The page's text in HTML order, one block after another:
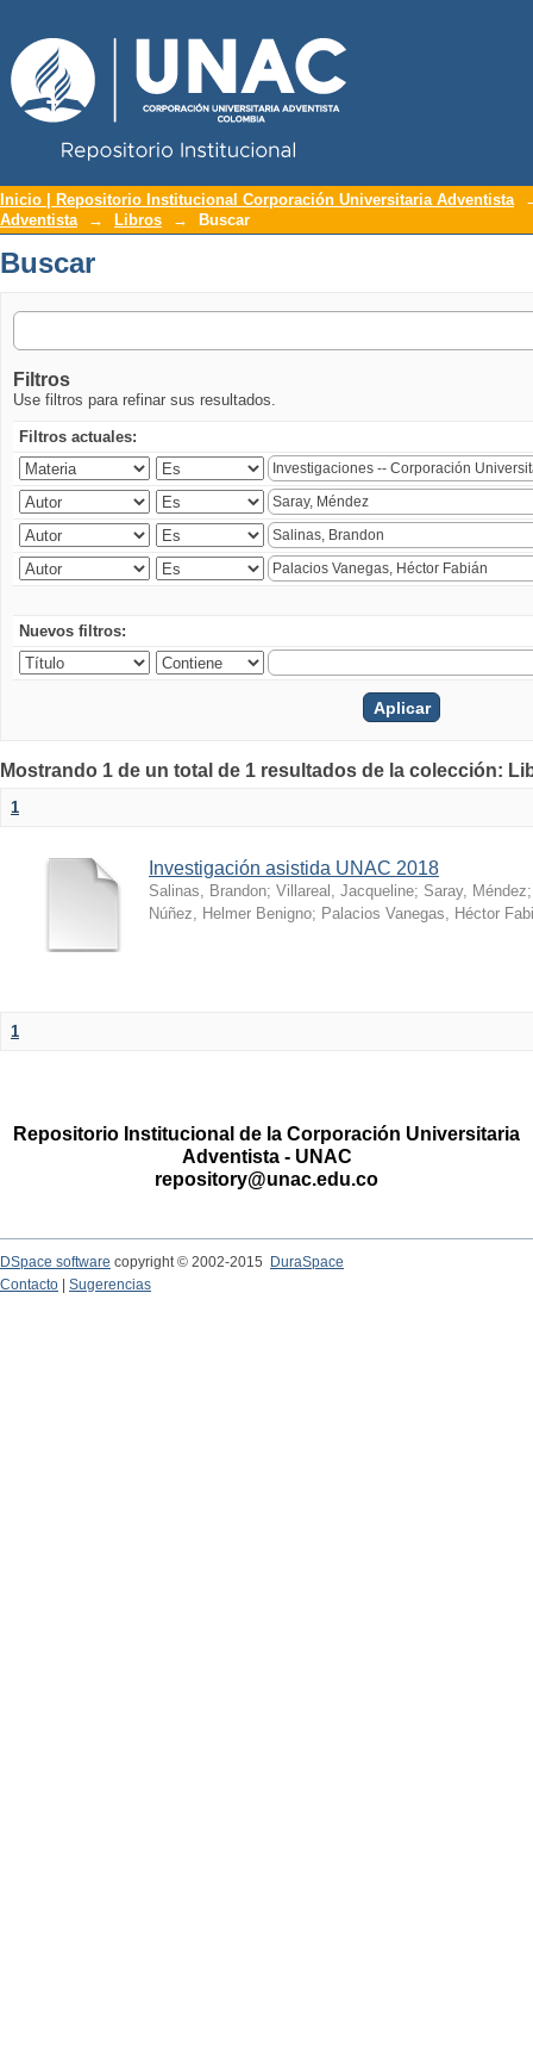
Buscar
Inicio | Repositorio Institucional Corporación Universitaria Adventista
Adventista
→ Libros → Buscar
Buscar
Filtros
Use filtros para refinar sus resultados.
Filtros actuales:
Nuevos filtros:
Mostrando 1 de un total de 1 resultados de la colección:
1
Investigación asistida UNAC 2018
Salinas, Brandon; Villareal, Jacqueline; Saray, Méndez
Núñez, Helmer Benigno; Palacios Vanegas, Héctor
1
Repositorio Institucional de la Corporación Universitaria
Adventista - UNAC
repository@unac.edu.co
DSpace software copyright © 2002-2015
DuraSpace
Contacto
Sugerencias